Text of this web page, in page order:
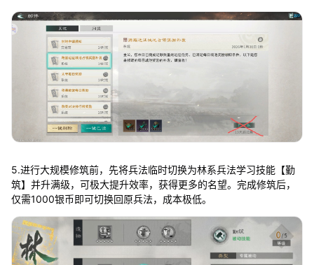
5.进行大规模修筑前，先将兵法临时切换为林系兵法学习技能【勤
筑】并升满级，可极大提升效率，获得更多的名望。完成修筑后，
仅需1000银币即可切换回原兵法，成本极低。